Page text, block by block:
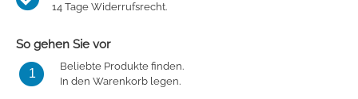
14 Tage Widerrufsrecht.
So gehen Sie vor
1
Beliebte Produkte finden.
In den Warenkorb legen.